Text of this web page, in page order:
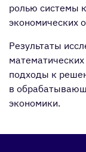
ролью системы
экономических
Результаты
подходы к
в
экономики.